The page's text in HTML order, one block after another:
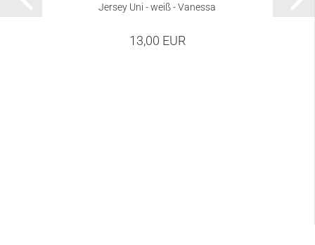
Jersey Uni - weiß - Vanessa
13,00 EUR